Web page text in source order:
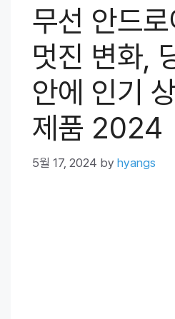
무선 안드
멋진 변화,
안에 인기
제품 2024
5월 17, 2024 by hyangs